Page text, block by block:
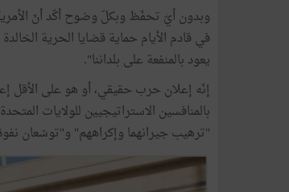
في قادم الأيام حماية قضايا الحرية
يعود بالمنفعة على بلداننا".
إنّه إعلان حرب حقيقي، أو هو على
بالمنافسين الاستراتيجيين للولايات
"ترهيب جيرانهما وإكراههم" و"توسّعان